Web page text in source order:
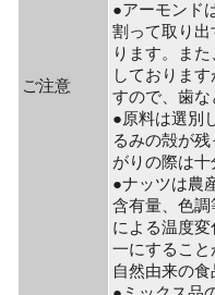
ご注意
●アーモンド
割って取り
ります。ま
しておりま
すので、歯な
●原料は選別
るみの殻が
がりの際は十
●ナッツは農
含有量、色
による温度
一にすること
自然由来の食